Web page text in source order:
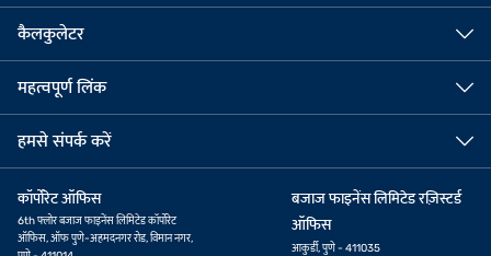
कैलकुलेटर
महत्वपूर्ण लिंक
हमसे संपर्क करें
कॉर्पोरेट ऑफिस
6th फ्लोर बजाज फाइनेंस लिमिटेड कॉर्पोरेट
ऑफिस, ऑफ पुणे-अहमदनगर रोड, विमान नगर,
बजाज फाइनेंस लिमिटेड रज़िस्टर्ड
ऑफिस
आकुर्डी, पुणे - 411035